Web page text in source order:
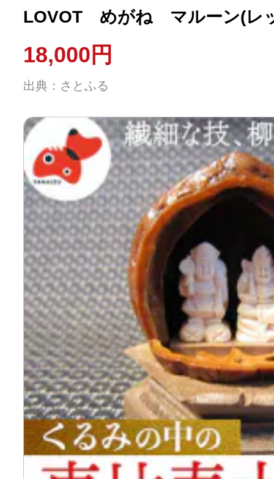
LOVOT めがね マルーン(レ
18,000円
出典：さとふる